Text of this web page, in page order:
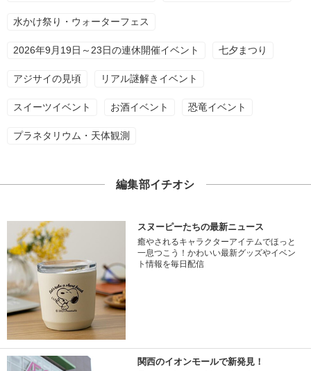
水かけ祭り・ウォーターフェス
2026年9月19日～23日の連休開催イベント 七夕まつり
アジサイの見頃 リアル謎解きイベント
スイーツイベント お酒イベント 恐竜イベント
プラネタリウム・天体観測
編集部イチオシ
スヌーピーたちの最新ニュース
癒やされるキャラクターアイテムでほっと
一息つこう！かわいい最新グッズやイベン
ト情報を毎日配信
関西のイオンモールで新発見！